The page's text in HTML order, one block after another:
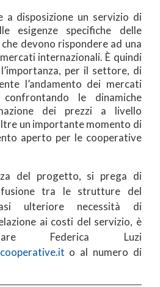
disposizione un servizio di
esigenze specifiche delle
devono rispondere ad una
internazionali. È quindi
per il settore, di
l’andamento dei mercati
le dinamiche
dei prezzi a livello
un importante momento di
aperto per le cooperative
del progetto, si prega di
tra le strutture del
ulteriore necessità di
ai costi del servizio, è
Federica Luzi
o al numero di